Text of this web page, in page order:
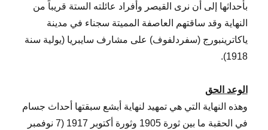
بأحداثها إلى أن نرى القيصر وأفراد عائلته الستة قريباً من
النهاية وقد ساقتهم العاصفة المميتة سجناء في مدينة
ياكاترينبورج (سفردلفوف) على مشارف سايبريا (يولية سنة
1918).
الوعد الحق
وهذه النهاية التي هي تمهيد لنهاية أبشع سبقتها أحداث جسام
في الحقبة ما بين ثورة 1905 وثورة أكتوبر 1917 (7 نوفمبر